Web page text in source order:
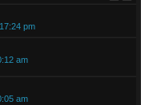
pm
am
am